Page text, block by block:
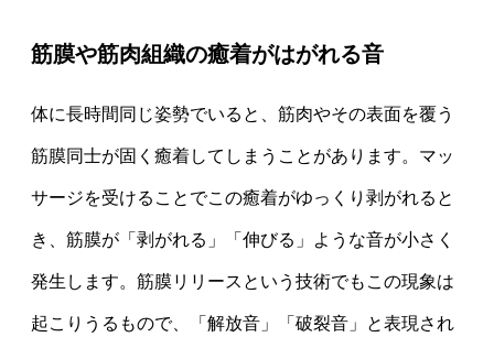
筋膜や筋肉組織の癒着がはがれる音
体に長時間同じ姿勢でいると、筋肉やその表面を覆う
筋膜同士が固く癒着してしまうことがあります。マッ
サージを受けることでこの癒着がゆっくり剥がれると
き、筋膜が「剥がれる」「伸びる」ような音が小さく
発生します。筋膜リリースという技術でもこの現象は
起こりうるもので、「解放音」「破裂音」と表現され